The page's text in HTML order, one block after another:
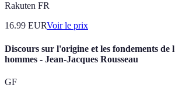
Rakuten FR
16.99 EURVoir le prix
Discours sur l'origine et les fondements de
hommes - Jean-Jacques Rousseau
GF